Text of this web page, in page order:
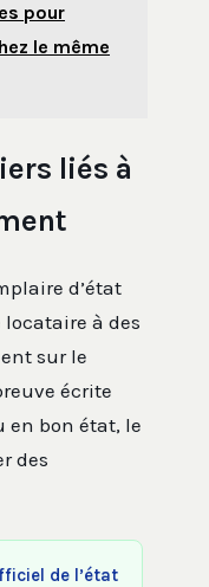
pour
le même
liés à
d’état
locataire à des
sur le
écrite
en bon état, le
des
de l’état